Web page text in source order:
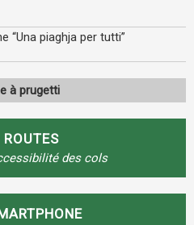
“Una piaghja per tutti”
à prugetti
ROUTES
des cols